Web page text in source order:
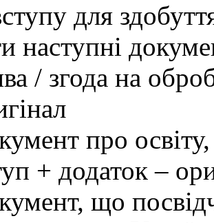
для
наступні
/ згода на
про освіту,
+ додаток –
що